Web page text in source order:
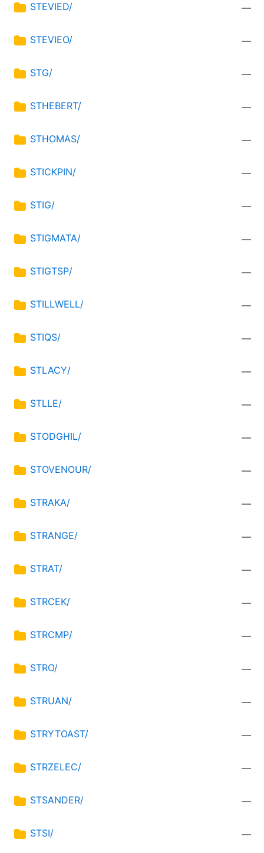
STEVIED/ —
STEVIEO/ —
STG/ —
STHEBERT/ —
STHOMAS/ —
STICKPIN/ —
STIG/ —
STIGMATA/ —
STIGTSP/ —
STILLWELL/ —
STIQS/ —
STLACY/ —
STLLE/ —
STODGHIL/ —
STOVENOUR/ —
STRAKA/ —
STRANGE/ —
STRAT/ —
STRCEK/ —
STRCMP/ —
STRO/ —
STRUAN/ —
STRYTOAST/ —
STRZELEC/ —
STSANDER/ —
STSI/ —